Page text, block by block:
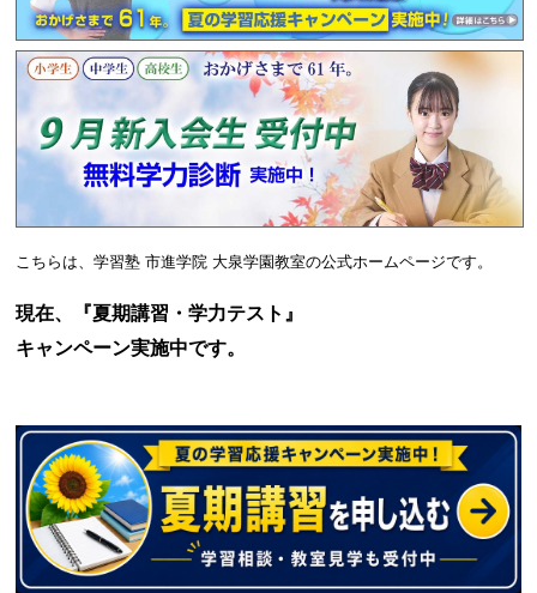
こちらは、 学習塾 市進学院 大泉学園教室の公式ホームページです。
現在、『夏期講習・学力テスト』
キャンペーン実施中です。